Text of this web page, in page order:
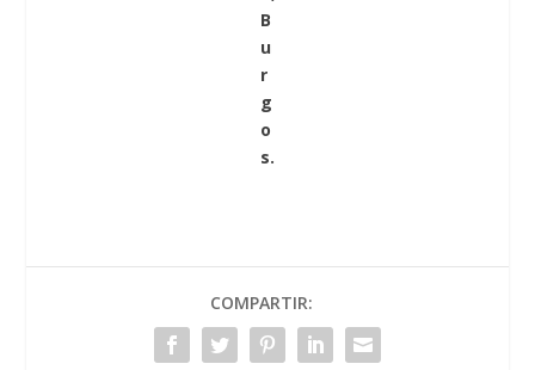
B
u
r
g
o
s.
COMPARTIR: